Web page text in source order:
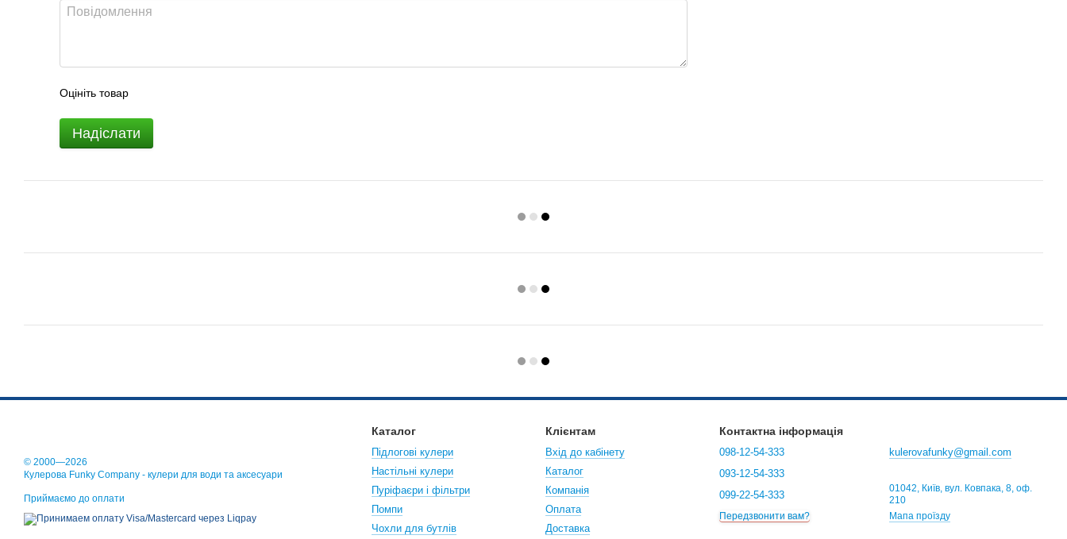
Оцініть товар
Надіслати
© 2000—2026
Кулерова Funky Company - кулери для води та аксесуари
Приймаємо до оплати
Каталог
Підлогові кулери
Настiльнi кулери
Пуріфаєри і фільтри
Помпи
Чохли для бутлів
Клієнтам
Вхід до кабінету
Каталог
Компанія
Оплата
Доставка
Контактна інформація
098-12-54-333
093-12-54-333
099-22-54-333
Передзвонити вам?
kulerovafunky@gmail.com
01042, Київ, вул. Ковпака, 8, оф.
210
Мапа проїзду